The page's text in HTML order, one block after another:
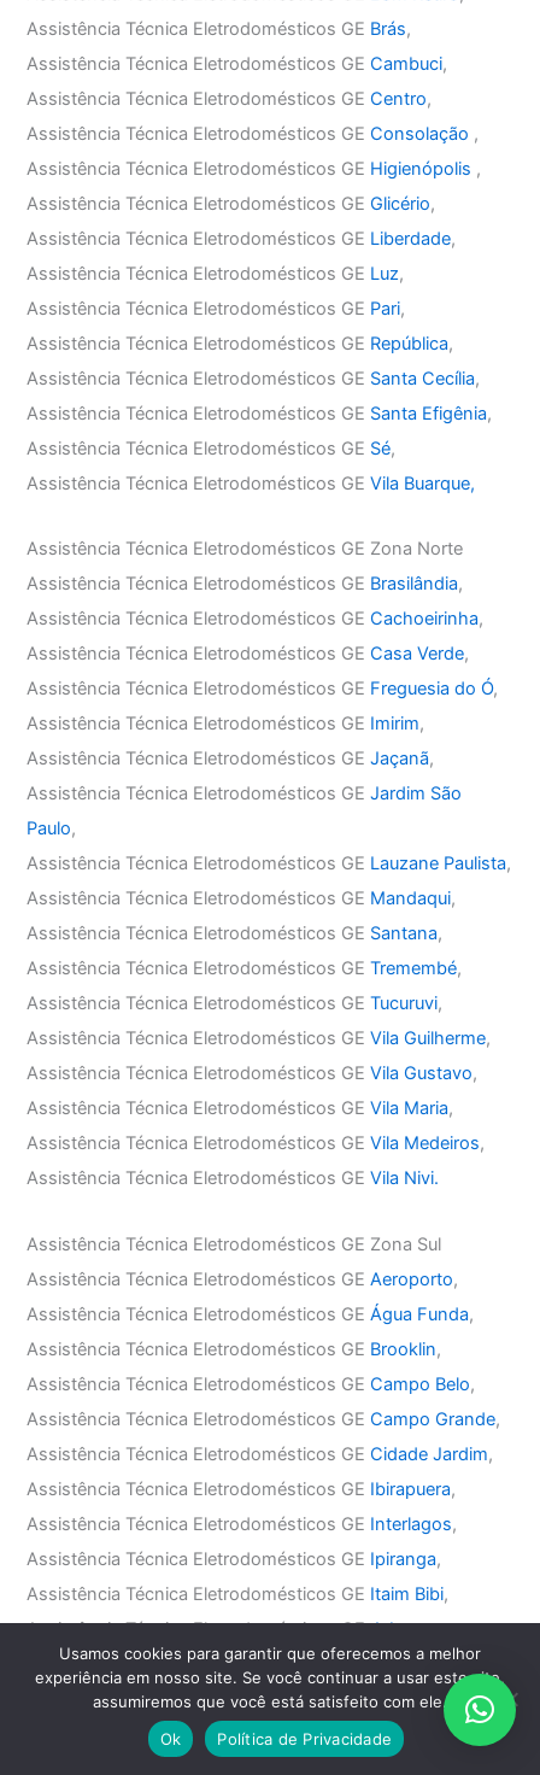
Assistência Técnica Eletrodomésticos GE Brás,
Assistência Técnica Eletrodomésticos GECambuci,
Assistência Técnica Eletrodomésticos GECentro,
Assistência Técnica Eletrodomésticos GEConsolação ,
Assistência Técnica Eletrodomésticos GE Higienópolis ,
Assistência Técnica Eletrodomésticos GEGlicério,
Assistência Técnica Eletrodomésticos GE Liberdade,
Assistência Técnica Eletrodomésticos GE Luz,
Assistência Técnica Eletrodomésticos GE Pari,
Assistência Técnica Eletrodomésticos GE República,
Assistência Técnica Eletrodomésticos GE Santa Cecília,
Assistência Técnica Eletrodomésticos GE Santa Efigênia,
Assistência Técnica Eletrodomésticos GE Sé,
Assistência Técnica Eletrodomésticos GEVila Buarque,
Assistência Técnica Eletrodomésticos GE Zona Norte
Assistência Técnica Eletrodomésticos GE Brasilândia,
Assistência Técnica Eletrodomésticos GECachoeirinha,
Assistência Técnica Eletrodomésticos GECasa Verde,
Assistência Técnica Eletrodomésticos GE Freguesia do Ó,
Assistência Técnica Eletrodomésticos GE Imirim,
Assistência Técnica Eletrodomésticos GEJaçanã,
Assistência Técnica Eletrodomésticos GEJardim São
Paulo,
Assistência Técnica Eletrodomésticos GE Lauzane Paulista,
Assistência Técnica Eletrodomésticos GE Mandaqui,
Assistência Técnica Eletrodomésticos GE Santana,
Assistência Técnica Eletrodomésticos GETremembé,
Assistência Técnica Eletrodomésticos GETucuruvi,
Assistência Técnica Eletrodomésticos GEVila Guilherme,
Assistência Técnica Eletrodomésticos GEVila Gustavo,
Assistência Técnica Eletrodomésticos GEVila Maria,
Assistência Técnica Eletrodomésticos GEVila Medeiros,
Assistência Técnica Eletrodomésticos GEVila Nivi.
Assistência Técnica Eletrodomésticos GE Zona Sul
Assistência Técnica Eletrodomésticos GEAeroporto,
Assistência Técnica Eletrodomésticos GEÁgua Funda,
Assistência Técnica Eletrodomésticos GE Brooklin,
Assistência Técnica Eletrodomésticos GECampo Belo,
Assistência Técnica Eletrodomésticos GECampo Grande,
Assistência Técnica Eletrodomésticos GECidade Jardim,
Assistência Técnica Eletrodomésticos GE Ibirapuera,
Assistência Técnica Eletrodomésticos GE Interlagos,
Assistência Técnica Eletrodomésticos GE Ipiranga,
Assistência Técnica Eletrodomésticos GE Itaim Bibi,
Assistência Técnica Eletrodomésticos GEJabaquara,
Assistência Técnica Eletrodomésticos GEJardim América
Assistência Técnica Eletrodomésticos GEJardim Europa,
Assistência Técnica Eletrodomésticos GEJardim Paulista
Usamos cookies para garantir que oferecemos a melhor
experiência em nosso site. Se você continuar a usar este site,
assumiremos que você está satisfeito com ele.
Ok
Política de Privacidade